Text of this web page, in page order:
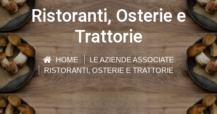
Ristoranti, Osterie e
Trattorie
HOME
LE AZIENDE ASSOCIATE
RISTORANTI, OSTERIE E TRATTORIE